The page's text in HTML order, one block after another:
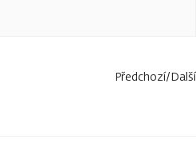
Předchozí/Další